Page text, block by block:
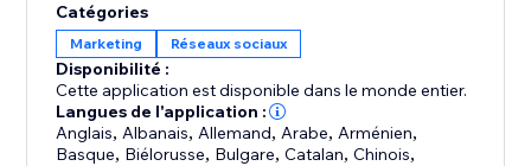
"Instagram Followers Counter" et faites de votre site
un pôle d'interaction sociale et de croissance de
marque. Notre engagement envers une intégration
fluide, la personnalisation et des fonctionnalités
conviviales en fait le choix idéal pour améliorer votre
Catégories
Marketing Réseaux sociaux
Disponibilité :
Cette application est disponible dans le monde entier.
Langues de l'application :
Anglais, Albanais, Allemand, Arabe, Arménien,
Basque, Biélorusse, Bulgare,Catalan,Chinois,